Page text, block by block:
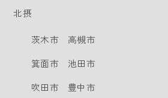
北摂
茨木市
高槻市
箕面市
池田市
吹田市
豊中市